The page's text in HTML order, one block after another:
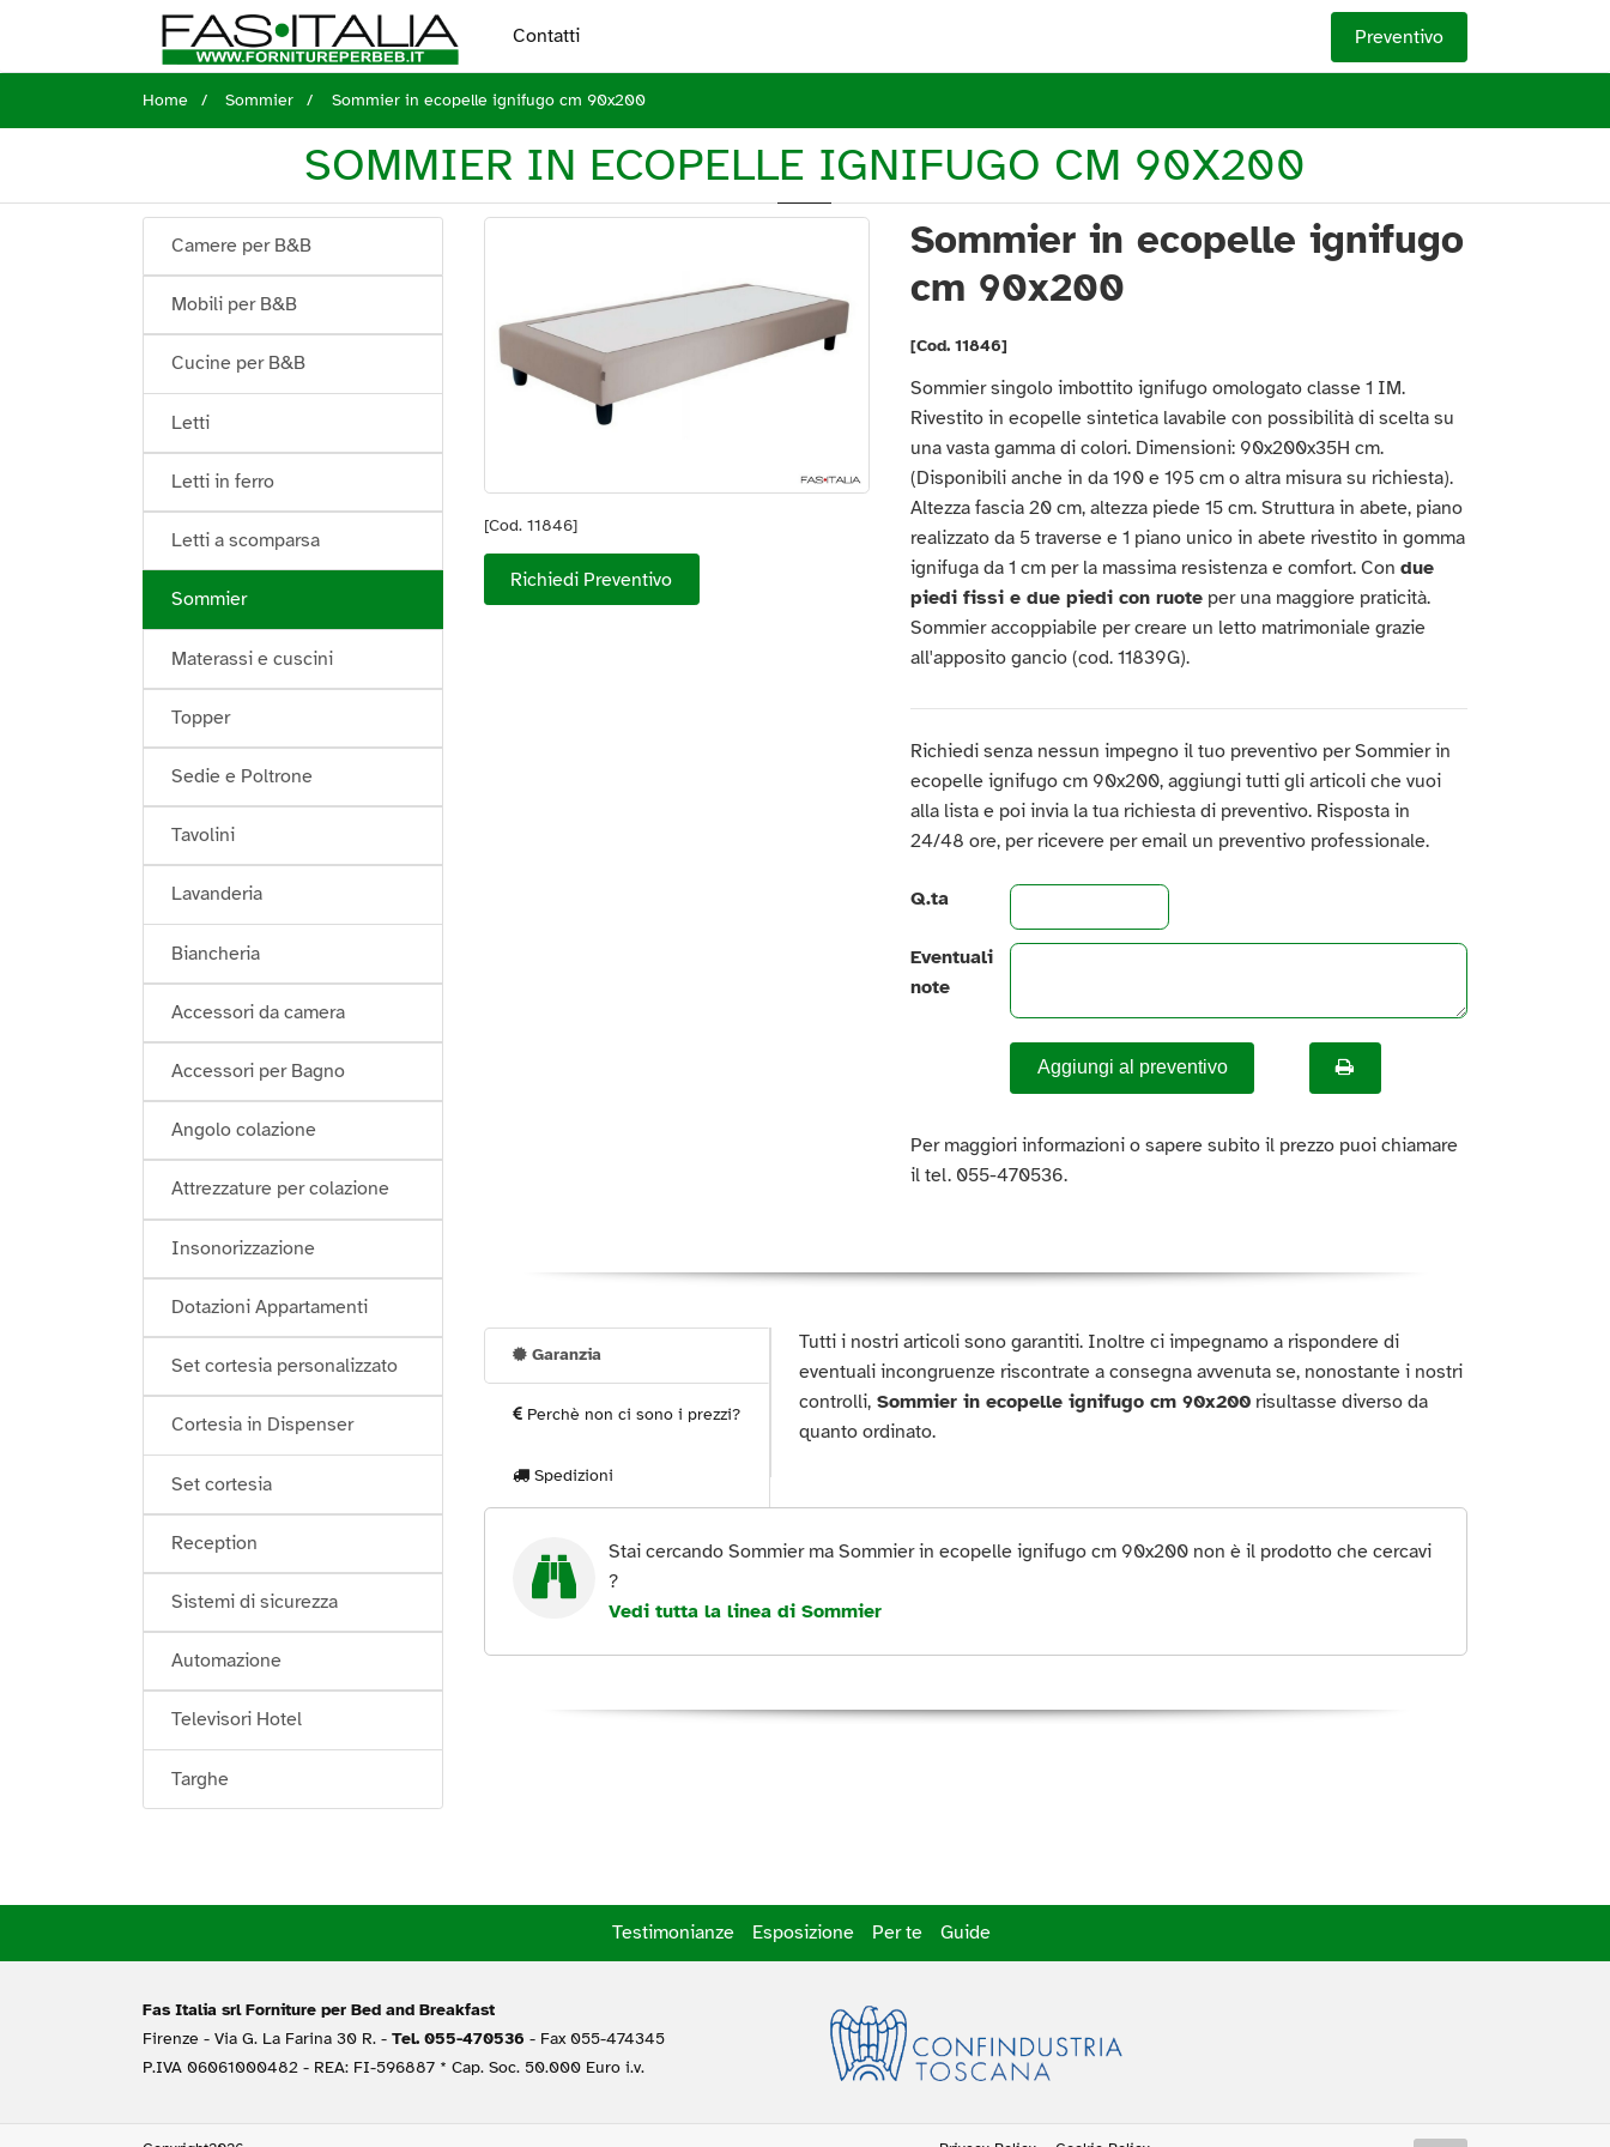
Contatti Preventivo
Home Sommier Sommier in ecopelle ignifugo cm 90x200
SOMMIER IN ECOPELLE IGNIFUGO CM 90X200
Camere per B&B
Mobili per B&B
Cucine per B&B
Letti
Letti in ferro
Letti a scomparsa
Sommier
Materassi e cuscini
Topper
Sedie e Poltrone
Tavolini
Lavanderia
Biancheria
Accessori da camera
Accessori per Bagno
Angolo colazione
Attrezzature per colazione
Insonorizzazione
Dotazioni Appartamenti
Set cortesia personalizzato
Cortesia in Dispenser
Set cortesia
Reception
Sistemi di sicurezza
Automazione
Televisori Hotel
Targhe
[Cod. 11846]
Richiedi Preventivo
Sommier in ecopelle ignifugo
cm 90x200
[Cod. 11846]
Sommier singolo imbottito ignifugo omologato classe 1 IM.
Rivestito in ecopelle sintetica lavabile con possibilità di scelta su
una vasta gamma di colori. Dimensioni: 90x200x35H cm.
(Disponibili anche in da 190 e 195 cm o altra misura su richiesta).
Altezza fascia 20 cm, altezza piede 15 cm. Struttura in abete, piano
realizzato da 5 traverse e 1 piano unico in abete rivestito in gomma
ignifuga da 1 cm per la massima resistenza e comfort. Condue
piedi fissi e due piedi con ruote per una maggiore praticità.
Sommier accoppiabile per creare un letto matrimoniale grazie
all'apposito gancio (cod. 11839G).
Richiedi senza nessun impegno il tuo preventivo per Sommier in
ecopelle ignifugo cm 90x200, aggiungi tutti gli articoli che vuoi
alla lista e poi invia la tua richiesta di preventivo. Risposta in
24/48 ore, per ricevere per email un preventivo professionale.
Q.ta
Eventuali
note
Aggiungi al preventivo
Per maggiori informazioni o sapere subito il prezzo puoi chiamare
il tel. 055-470536.
Garanzia
Perchè non ci sono i prezzi?
Spedizioni
Tutti i nostri articoli sono garantiti. Inoltre ci impegnamo a rispondere di
eventuali incongruenze riscontrate a consegna avvenuta se, nonostante i nostri
controlli, Sommier in ecopelle ignifugo cm 90x200 risultasse diverso da
quanto ordinato.
Stai cercando Sommier ma Sommier in ecopelle ignifugo cm 90x200 non è il prodotto che cercavi
?
Vedi tutta la linea di Sommier
Testimonianze Esposizione Per te Guide
Fas Italia srl Forniture per Bed and Breakfast
Firenze - Via G. La Farina 30 R. - Tel. 055-470536 - Fax 055-474345
P.IVA 06061000482 - REA: FI-596887 * Cap. Soc. 50.000 Euro i.v.